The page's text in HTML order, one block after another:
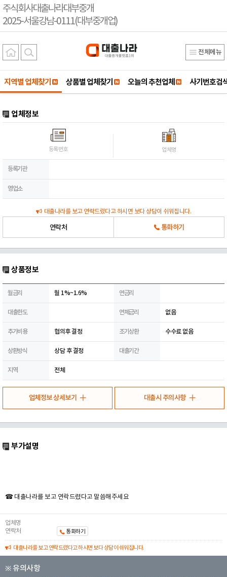
주식회사대출나라대부중개
2025-서울강남-0111(대부중개업)
전체메뉴
지역별 업체찾기 상품별 업체찾기 오늘의 추천업체 사기번호검
업체정보
등록번호 업체명
등록기관
영업소
대출나라를 보고 연락드렸다고 하시면 보다 상담이 쉬워집니다.
연락처 통화하기
상품정보
월금리 월 1%~1.6% 연금리
대출한도 연체금리 없음
추가비용 협의후 결정 조기상환 수수료 없음
상환방식 상담 후 결정 대출기간
지역 전체
업체정보 상세보기 대출시 주의사항
부가설명
☎ 대출나라를 보고 연락드렸다고 말씀해주세요
업체명
연락처
통화하기
대출나라를 보고 연락드렸다고 하시면 보다 상담이 쉬워집니다.
※ 유의사항